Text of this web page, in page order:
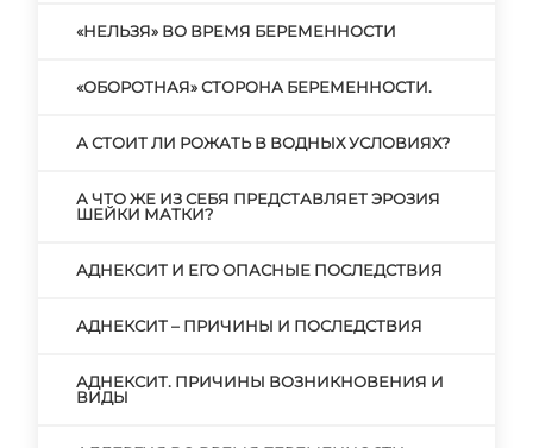
«НЕЛЬЗЯ» ВО ВРЕМЯ БЕРЕМЕННОСТИ
«ОБОРОТНАЯ» СТОРОНА БЕРЕМЕННОСТИ.
А СТОИТ ЛИ РОЖАТЬ В ВОДНЫХ УСЛОВИЯХ?
А ЧТО ЖЕ ИЗ СЕБЯ ПРЕДСТАВЛЯЕТ ЭРОЗИЯ
ШЕЙКИ МАТКИ?
АДНЕКСИТ И ЕГО ОПАСНЫЕ ПОСЛЕДСТВИЯ
АДНЕКСИТ – ПРИЧИНЫ И ПОСЛЕДСТВИЯ
АДНЕКСИТ. ПРИЧИНЫ ВОЗНИКНОВЕНИЯ И
ВИДЫ